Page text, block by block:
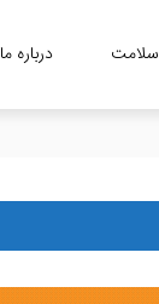
سلامت درباره ما